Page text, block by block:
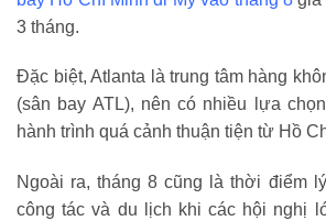
3 tháng.
Đặc biệt, Atlanta là trung tâm hàng
(sân bay ATL), nên có nhiều lựa
hành trình quá cảnh thuận tiện từ Hồ
Ngoài ra, tháng 8 cũng là thời điểm
công tác và du lịch khi các hội nghị